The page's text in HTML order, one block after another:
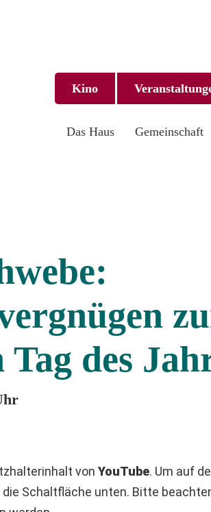
Kino
Das Haus Gemeinschaft
des
von YouTube. Um auf
Schaltfläche unten. Bitte